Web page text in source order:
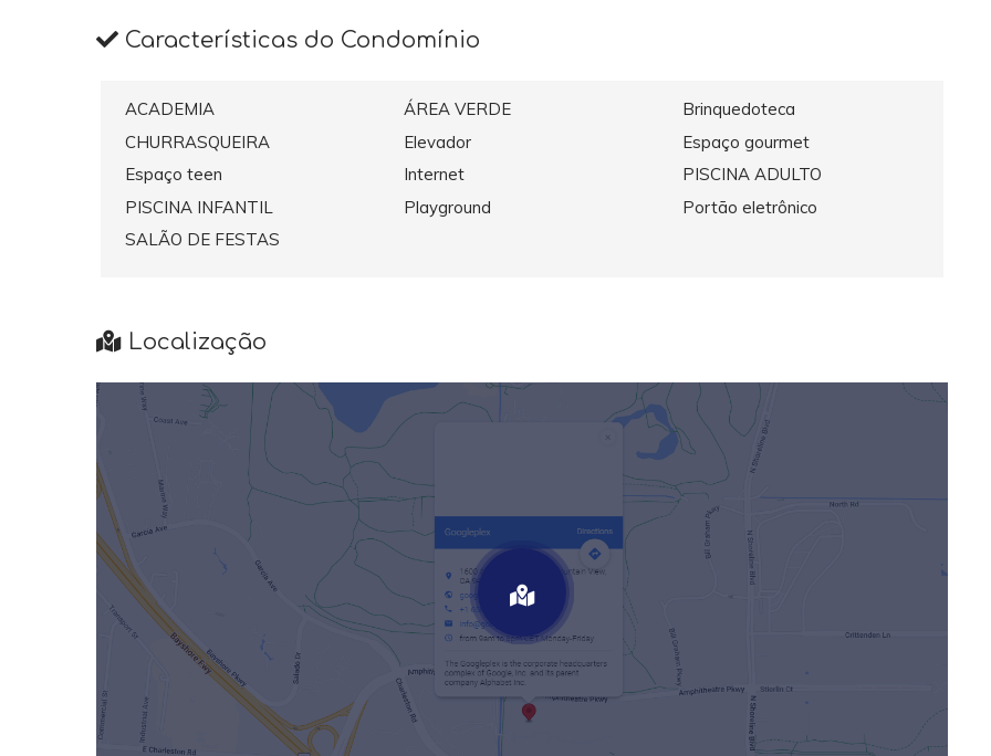
Características do Condomínio
ACADEMIA ÁREA VERDE
Brinquedoteca
CHURRASQUEIRA
Elevador
Espaço gourmet
Espaço teen
Internet
PISCINA ADULTO
PISCINA INFANTIL
Playground
Portão eletrônico
SALÃO DE FESTAS
Localização